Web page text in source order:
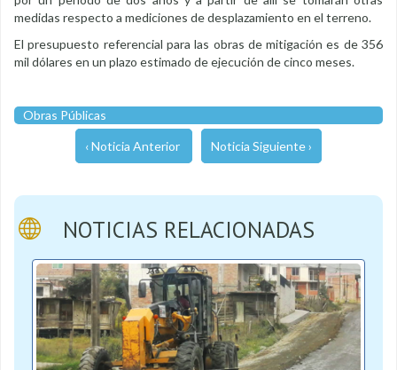
medidas respecto a mediciones de desplazamiento en el terreno.
El presupuesto referencial para las obras de mitigación es de 356
mil dólares en un plazo estimado de ejecución de cinco meses.
Obras Públicas
‹ Noticia Anterior Noticia Siguiente ›
NOTICIAS RELACIONADAS